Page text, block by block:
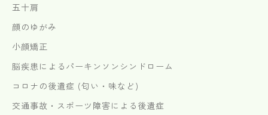
五十肩
顔のゆがみ
小顔矯正
脳疾患によるパーキンソンシンドローム
コロナの後遺症 (匂い・味など)
交通事故・スポーツ障害による後遺症